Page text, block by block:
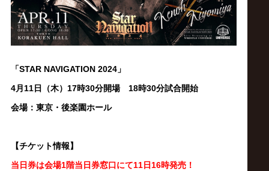
ン
グ・
ノ
ア
公
「STAR NAVIGATION 2024」
4月11日（木）17時30分開場 18時30分試合開始
会場：東京・後楽園ホール
【チケット情報】
当日券は会場1階当日券窓口にて11日16時発売！